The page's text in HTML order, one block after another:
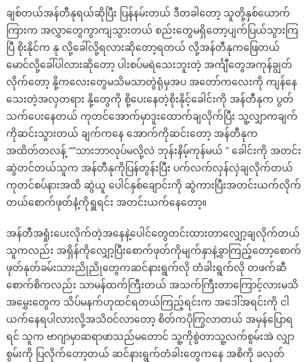
ချစ်တယ်အန်တီနုရယ်ဆိုပြီး ပြန်နမ်းတယ် ဒီတခါတော့ သူတို့နှစ်ယောက်
ကြားက အလွှာတွေကွာကျသွားတယ် စည်းတွေမရှိတော့ပျက်ပြယ်သွားကြ
ပြီ စိုးနိုင်က နု လို့ခေါ်လို့ရလားဆိုတော့ရတယ် လို့အန်တီနုကဖြေတယ်
မောင်လို့ခေါ်ပါလားဆိုတော့ ပါးစပ်မရဲသေးဘူးတဲ့ အင်္ကျီတွေအကုန်ချွတ်
လိုက်တော့ နို့ကလေးတွေမသိမသာတွဲရုံမှအပ အတော်ကလေးကို ကျန်နေ
သေးတဲ့အလှတရား နို့တွေကို စို့ပေးနေတဲ့စိုးနိုင့်ခေါင်းကို အန်တီနုက ပွတ်
သက်ပေးနေတယ် ကုတင်အောက်မှာဒူးထောက်ချလိုက်ပြီး သူ့လျှာကချက်
ကိုဆင်းသွားတယ် ချက်ကနေ အောက်ကိုဆင်းတော့ အန်တီနုက
အထိတ်တလန့် “”သားဘာလုပ်မလို့လဲ ဘုန်းနိမ့်ကုန်မယ် ” ခေါင်းကို အတင်း
ဆွဲတင်တယ်သူက အန်တီနုကိုပြန်တွန်းပြီး ပက်လက်လှန်လှဲချလိုက်တယ်
ကုတင်စပ်နားအထိ ဆွဲယူ ပေါင်နှစ်ချောင်းကို ဆွဲကားပြီးအတင်းယက်လိုက်
တယ်စောက်ဖုတ်နံ့ကိုရှူရင်း အတင်းယက်နေတော့။
အန်တီအရှုံးပေးလိုက်တဲ့အနေနဲ့ပေါင်တွေတင်းထားတာလျှော့ချလိုက်တယ်
သူကလည်း အရှိန်ကိုလျှော့ပြီးစောက်ဖုတ်ကိုမျက်နှာနဲ့ခွာကြည့်တော့စောက်
ဖုတ်နုတ်ခမ်းသားညိုညိုတွေကဆင်နားရွက်လို တံခါးရွက်လို တဖက်ဆီ
စောက်စိကလည်း သာမန်ထက်ကြီးတယ် အသက်ကြီးတာကြောင့်လားမသိ
အမွှေးတွေက သိပ်မနက်ဟုထင်ရတယ်ကြည့်ရင်းက အဒေါ်အရင်းကို ငါ
ယက်နေရပါလားလို့အသိဝင်လာတော့ စိတ်ကပိုကြွလာတယ် အမှန်ပြောရ
ရင် သူက ဗာဂျာမှာဆရာဖာသည်မတောင် သူ့ကိုစွဲတာသူ့လက်စွမ်းအဲ လျှာ
စွမ်းကို ပြလိုက်တော့တယ် ဆင်နားရွက်တံခါးတွေကနေ အစိကို ခလုတ်